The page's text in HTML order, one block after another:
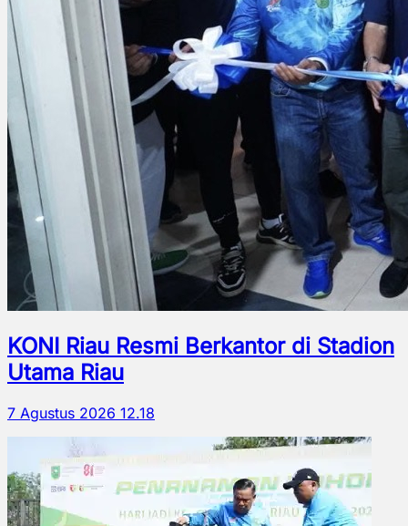
KONI Riau Resmi Berkantor di Stadion
Utama Riau
7 Agustus 2026 12.18